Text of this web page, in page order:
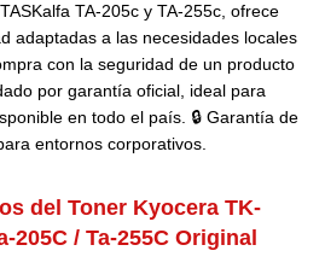
TA-205c y TA-255c, ofrece
adaptadas a las necesidades locales
con la seguridad de un producto
por garantía oficial, ideal para
en todo el país. 🔒 Garantía de
entornos corporativos.
del Toner Kyocera TK-
205C / Ta-255C Original